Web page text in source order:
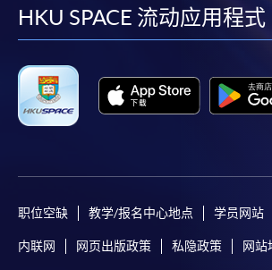
facebook
youtube
HKU SPACE 流动应用程式
职位空缺 教学/报名中心地点 学员网站
内联网 网页出版政策 私隐政策 网站